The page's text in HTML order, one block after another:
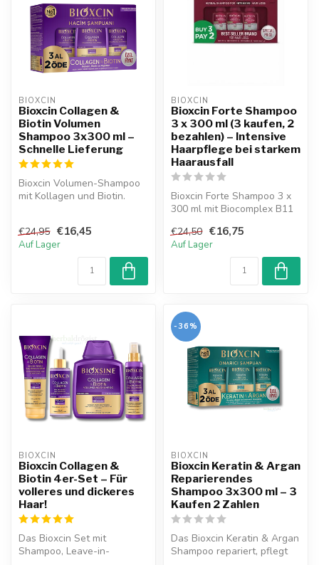
BIOXCIN
Bioxcin Collagen &
Biotin Volumen
Shampoo 3x300 ml –
Schnelle Lieferung
Bioxcin Volumen-Shampoo
mit Kollagen und Biotin.
€24,95 €16,45
Auf Lager
BIOXCIN
Bioxcin Forte Shampoo
3 x 300 ml (3 kaufen, 2
bezahlen) – Intensive
Haarpflege bei starkem
Haarausfall
Bioxcin Forte Shampoo 3 x
300 ml mit Biocomplex B11
z...
€24,50 €16,75
Auf Lager
BIOXCIN
Bioxcin Collagen &
Biotin 4er-Set – Für
volleres und dickeres
Haar!
Das Bioxcin Set mit
Shampoo, Leave-in-
-36%
BIOXCIN
Bioxcin Keratin & Argan
Reparierendes
Shampoo 3x300 ml – 3
Kaufen 2 Zahlen
Das Bioxcin Keratin & Argan
Shampoo repariert, pflegt